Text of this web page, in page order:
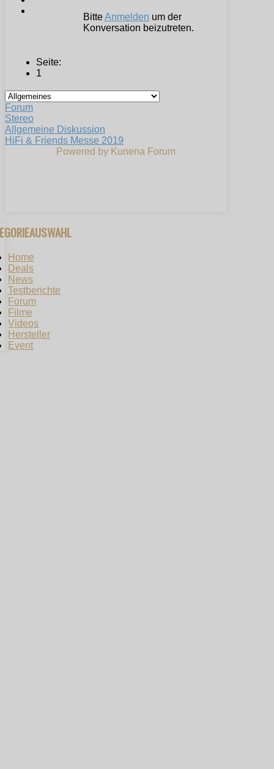
BitteAnmelden um der
Konversation beizutreten.
Seite:
1
Forum
Stereo
Allgemeine Diskussion
HiFi & Friends Messe 2019
Powered by Kunena Forum
Home
Deals
News
Testberichte
Forum
Filme
Videos
Hersteller
Event